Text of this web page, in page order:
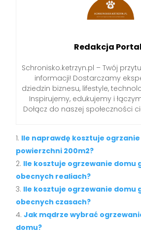
Redakcja
Schronisko.ketrzyn.pl – Twój
informacji! Dostarczamy
dziedzin biznesu, lifestyle,
Inspirujemy, edukujemy i
Dołącz do naszej społeczności
Ile naprawdę kosztuje
powierzchni 200m2?
Ile kosztuje ogrzewanie domu
obecnych realiach?
Ile kosztuje ogrzewanie domu
obecnych czasach?
Jak mądrze wybrać
domu?